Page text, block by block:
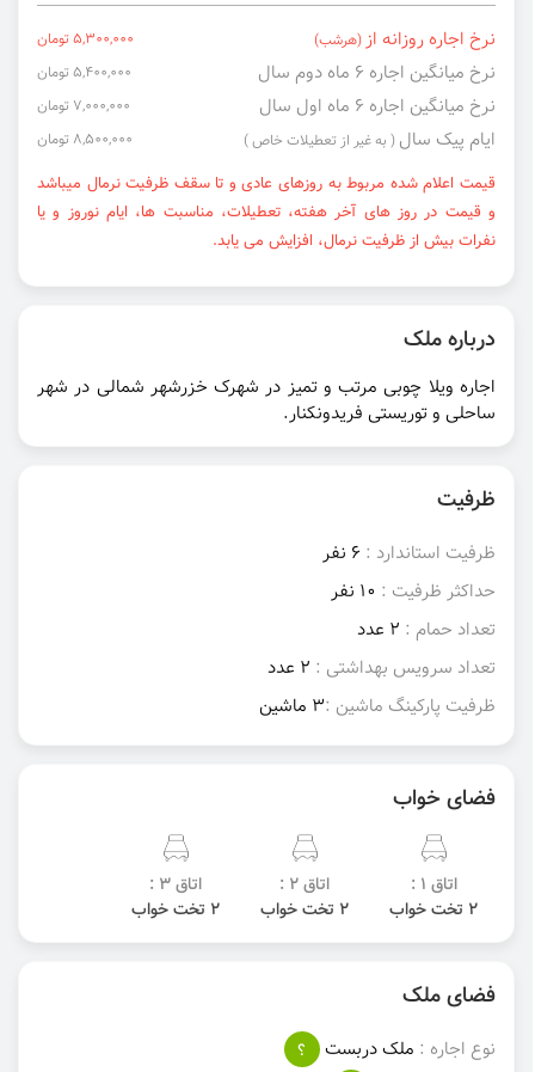
نرخ اجاره روزانه از (هرشب) 5,300,000 تومان
نرخ میانگین اجاره ۶ ماه دوم سال 5,400,000 تومان
نرخ میانگین اجاره ۶ ماه اول سال 7,000,000 تومان
ایام پیک سال ( به غیر از تعطیلات خاص ) 8,500,000 تومان
قیمت اعلام شده مربوط به روزهای عادی و تا سقف ظرفیت نرمال میباشد
و قیمت در روز های آخر هفته، تعطیلات، مناسبت ها، ایام نوروز و یا
نفرات بیش از ظرفیت نرمال، افزایش می یابد.
درباره ملک
اجاره ویلا چوبی مرتب و تمیز در شهرک خزرشهر شمالی در شهر
ساحلی و توریستی فریدونکنار.
ظرفیت
ظرفیت استاندارد : 6 نفر
حداکثر ظرفیت : 10 نفر
تعداد حمام : 2 عدد
تعداد سرویس بهداشتی : 2 عدد
ظرفیت پارکینگ ماشین :3 ماشین
فضای خواب
اتاق 1 :
2 تخت خواب
اتاق 2 :
2 تخت خواب
اتاق 3 :
2 تخت خواب
فضای ملک
نوع اجاره : ملک دربست
؟